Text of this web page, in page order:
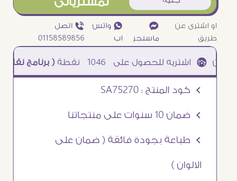
او اشترى عن
طريق
¥
ماسنجر
₧ واتس
اب
ƒ اتصل
01158589856
1046 نقطة( برنامج نقاطى )à خصم 5% للعملاء الجدد à شحن مجانى عند الشراء ب 4000 جنيه à
Ö كود المنتج : SA75270
Ö ضمان 10 سنوات على منتجاتنا
Ö طباعة بجودة فائقة ( ضمان على
الالوان )